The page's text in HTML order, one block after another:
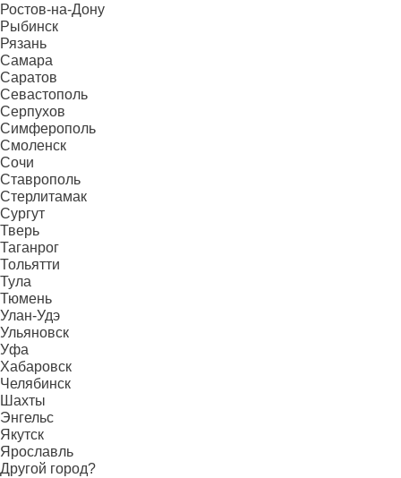
Ростов-на-Дону
Рыбинск
Рязань
Самара
Саратов
Севастополь
Серпухов
Симферополь
Смоленск
Сочи
Ставрополь
Стерлитамак
Сургут
Тверь
Таганрог
Тольятти
Тула
Тюмень
Улан-Удэ
Ульяновск
Уфа
Хабаровск
Челябинск
Шахты
Энгельс
Якутск
Ярославль
Другой город?